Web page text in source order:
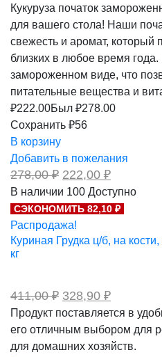
Кукуруза початок
для вашего стола! Наши
свежесть и аромат, который
близких в любое время
замороженном виде, что
питательные вещества и
₽222.00Был ₽278.00
Сохранить ₽56
В корзину
Добавить в пожелания
278,00₽ Первоначальная
цена
составляла
278,00 ₽.
222,00 ₽Текущая
222,00 ₽.
В наличии 100 Доступно
СЭКОНОМИТЬ 82,10 ₽
Распродажа!
Куриная Грудка ц/б, на
кг
411,00₽ Первоначальная
составляла
411,00 ₽.
328,90 ₽Текущая
328,90 ₽.
Продукт поставляется в
его отличным выбором для
для домашних хозяйств.